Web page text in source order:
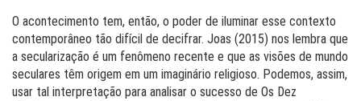
O acontecimento tem, então, o poder de iluminar esse contexto
contemporâneo tão difícil de decifrar. Joas (2015) nos lembra que
a secularização é um fenômeno recente e que as visões de mundo
seculares têm origem em um imaginário religioso. Podemos, assim,
usar tal interpretação para analisar o sucesso de Os Dez